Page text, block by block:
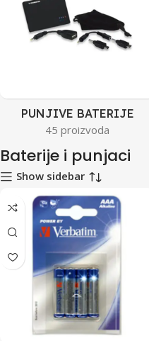
PUNJIVE BATERIJE
45 proizvoda
Baterije i punjaci
Show sidebar